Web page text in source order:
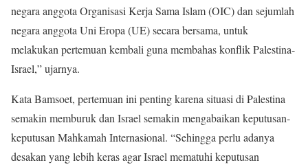
negara anggota Organisasi Kerja Sama Islam (OIC) dan sejumlah
negara anggota Uni Eropa (UE) secara bersama, untuk
melakukan pertemuan kembali guna membahas konflik Palestina-
Israel,” ujarnya.
Kata Bamsoet, pertemuan ini penting karena situasi di Palestina
semakin memburuk dan Israel semakin mengabaikan keputusan-
keputusan Mahkamah Internasional. “Sehingga perlu adanya
desakan yang lebih keras agar Israel mematuhi keputusan